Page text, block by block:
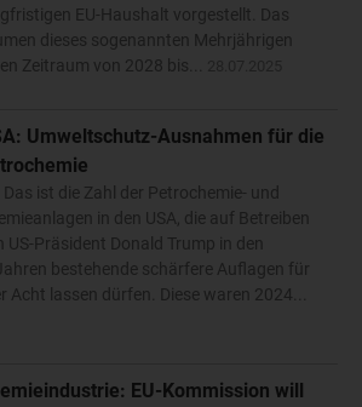
EU-Haushalt vorgestellt. Das
dieses sogenannten Mehrjährigen
Zeitraum von 2028 bis...
Umweltschutz-Ausnahmen für die
Das ist die Zahl der Petrochemie- und
in den USA, die auf Betreiben
US-Präsident Donald Trump in den
bestehende schärfere Auflagen für
Acht lassen dürfen. Diese waren 2024...
EU-Kommission will